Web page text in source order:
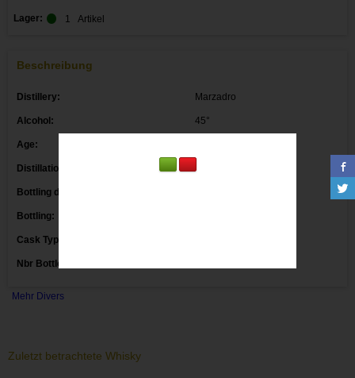
Lager: 1 Artikel
Beschreibung
Distillery: Marzadro
Alcohol: 45°
Age:
Distillation date:
Bottling date:
Bottling:
Cask Type:
Nbr Bottles:
Mehr Divers
Zuletzt betrachtete Whisky